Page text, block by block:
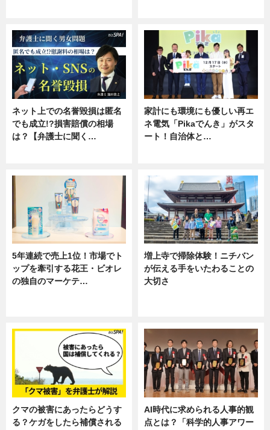
ネット上での名誉毀損は匿名
でも成立!?損害賠償の相場
は？【弁護士に聞く…
家計にも環境にも優しい再エ
ネ電気「Pikaでんき」がスタ
ート！自治体と…
5年連続で売上1位！市場でト
ップを牽引する花王・ビオレ
の独自のマーケテ…
増上寺で掃除体験！ニチバン
が伝える手をいたわることの
大切さ
クマの被害にあったらどうす
る？ケガをしたら補償される
AI時代に求められる人事的観
点とは？「科学的人事アワー